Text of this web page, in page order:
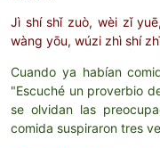
Jì shí shǐ zuò, wèi zǐ
wàng yōu, wúzi zhì shí
Cuando ya habían
"Escuché un proverbio
se olvidan las
comida suspiraron tres